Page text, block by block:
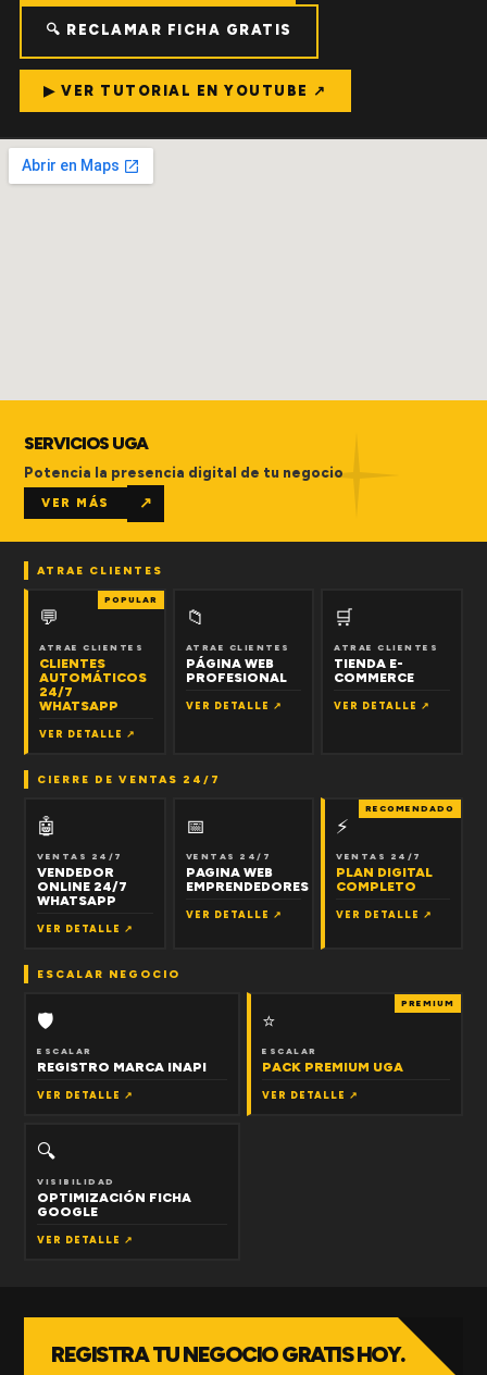
🔍 RECLAMAR FICHA GRATIS
▶ VER TUTORIAL EN YOUTUBE ↗
SERVICIOS UGA
Potencia la presencia digital de tu negocio
VER MÁS ↗
ATRAE CLIENTES
POPULAR
💬
ATRAE CLIENTES
CLIENTES
AUTOMÁTICOS
24/7
WHATSAPP
VER DETALLE ↗
📁
ATRAE CLIENTES
PÁGINA WEB
PROFESIONAL
VER DETALLE ↗
🛒
ATRAE CLIENTES
TIENDA E-
COMMERCE
VER DETALLE ↗
CIERRE DE VENTAS 24/7
🤖
VENTAS 24/7
VENDEDOR
ONLINE 24/7
WHATSAPP
VER DETALLE ↗
📅
VENTAS 24/7
PAGINA WEB
EMPRENDEDORES
VER DETALLE ↗
RECOMENDADO
⚡
VENTAS 24/7
PLAN DIGITAL
COMPLETO
VER DETALLE ↗
ESCALAR NEGOCIO
🛡
ESCALAR
REGISTRO MARCA INAPI
VER DETALLE ↗
PREMIUM
⭐
ESCALAR
PACK PREMIUM UGA
VER DETALLE ↗
🔍
VISIBILIDAD
OPTIMIZACIÓN FICHA
GOOGLE
VER DETALLE ↗
REGISTRA TU NEGOCIO GRATIS HOY.